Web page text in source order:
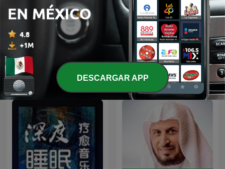
Santo Rosario La Santa Misa
Más podcasts internacionales de Religión
y espiritualidadDESCARGAR APP